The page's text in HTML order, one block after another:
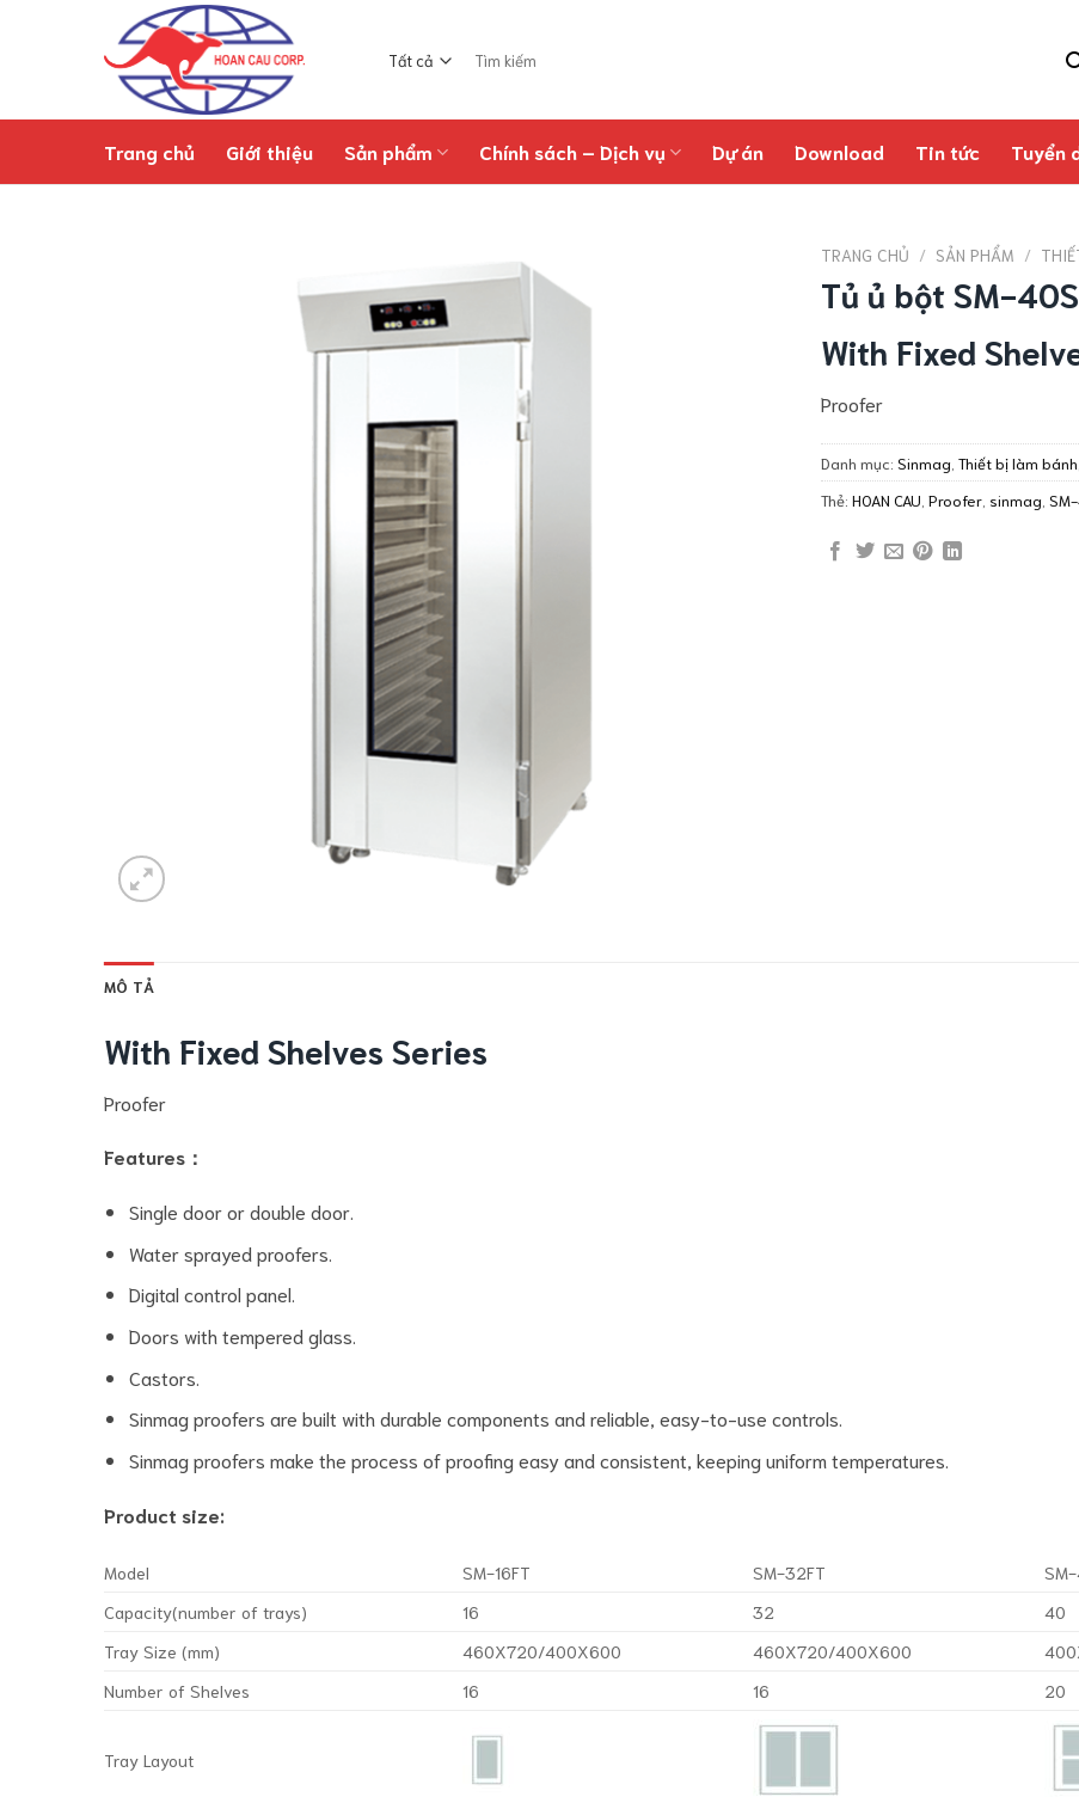
kiếm:
Trang chủ Giới thiệu Sản phẩm Chính sách – Dịch vụ Dự án Download Tin tức Tuyển
TRANG CHỦ / SẢN PHẨM /
Tủ ủ bột SM-
With Fixed
Proofer
Danh mục: Sinmag Thiết bị làm bánh
Thẻ: HOAN CAU Proofer sinmag
MÔ TẢ
With Fixed Shelves Series
Proofer
Features：
Single door or double door.
Water sprayed proofers.
Digital control panel.
Doors with tempered glass.
Castors.
Sinmag proofers are built with durable components and reliable, easy-to-use controls.
Sinmag proofers make the process of proofing easy and consistent, keeping uniform temperatures.
Product size:
Model SM-16FT SM-32FT
Capacity(number of trays)
16 32 40
Tray Size (mm)
460X720/400X600 460X720/400X600
Number of Shelves
16 16 20
Tray Layout